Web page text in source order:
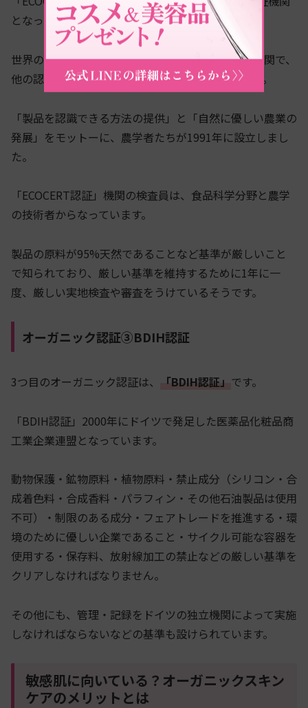
となっています。
世界の中でも規模が大きいオーガニック製品認証機関で、
他の認証期間と比べて信頼が高く、厳格な機関です。
「製品を認識できる方法の提供」と「自然に優しい農業の
発展」をモットーに、農学者たちが1991年に設立しまし
た。
「​​ECOCERT認証」機関の検査員は、食品科学分野と農学
の技術者からなっています。
製品の原料が95%天然であることなど基準が厳しいこと
で知られており、厳しい基準を維持するために1年に一
度、厳しい実地検査や審査をうけているそうです。
オーガニック認証③BDIH認証
3つ目のオーガニック認証は、 「BDIH認証」 です。
「BDIH認証」2000年にドイツで発足した医薬品化粧品商
工業企業連盟となっています。
動物保護・鉱物原料・植物原料・禁止成分（シリコン・合
成着色料・合成香料・パラフィン・その他石油製品は使用
不可）・制限のある成分・フェアトレードを推進する・環
境のために優しい企業であること・サイクル可能な容器を
使用する・保存料、放射線加工の禁止などの厳しい基準を
クリアしなければなりません。
その他にも、管理・記録をドイツの独立機関によって実施
しなければならないなどの基準も設けられています。
敏感肌に向いている？オーガニックスキン
ケアのメリットとは